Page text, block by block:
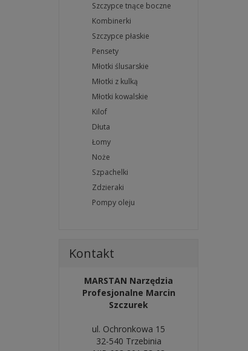
Szczypce tnące boczne
Kombinerki
Szczypce płaskie
Pensety
Młotki ślusarskie
Młotki z kulką
Młotki kowalskie
Kilof
Dłuta
Łomy
Noże
Szpachelki
Zdzieraki
Pompy oleju
Kontakt
MARSTAN Narzędzia
Profesjonalne Marcin
Szczurek
ul. Ochronkowa 15
32-540 Trzebinia